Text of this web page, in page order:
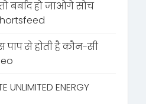
बर्बाद हो जाओगे सोच
से होती है कौन-सी
UNLIMITED ENERGY